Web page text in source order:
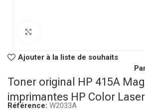
Ajouter à la liste de souhaits
Toner original HP 415A
imprimantes HP Color
Référence: W2033A